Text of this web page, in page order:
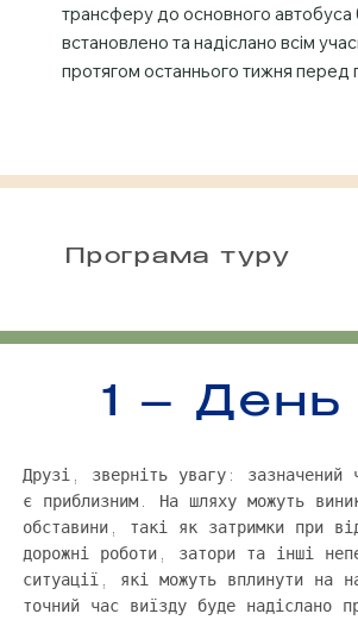
трансферу до основного автобуса
встановлено та надіслано всім
протягом останнього тижня перед
Програма туру
1 – День
Друзі, зверніть увагу: зазначений
є приблизним. На шляху можуть
обставини, такі як затримки при
дорожні роботи, затори та інші
ситуації, які можуть вплинути на
точний час виїзду буде надіслано